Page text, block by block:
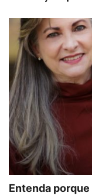
Entenda